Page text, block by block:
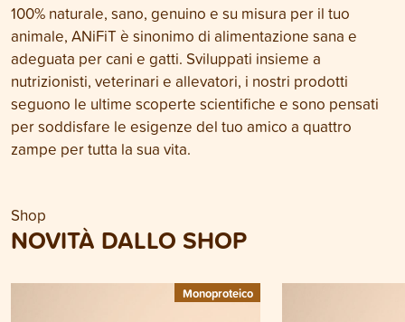
100% naturale, sano, genuino e su misura per il tuo
animale, ANiFiT è sinonimo di alimentazione sana e
adeguata per cani e gatti. Sviluppati insieme a
nutrizionisti, veterinari e allevatori, i nostri prodotti
seguono le ultime scoperte scientifiche e sono pensati
per soddisfare le esigenze del tuo amico a quattro
zampe per tutta la sua vita.
Shop
NOVITÀ DALLO SHOP
Monoproteico